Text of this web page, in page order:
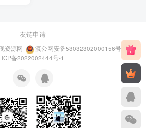
友链申请
资源网 滇公网安备53032302000156号
滇
ICP备2022002444号-1